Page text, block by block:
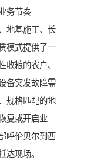
务节奏
地基施工、长
模式提供了一
收粮的农户、
备突发故障需
规格匹配的地
复或开启业
呼伦贝尔到西
达现场。